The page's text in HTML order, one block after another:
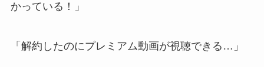
かっている！」
「解約したのにプレミアム動画が視聴できる…」